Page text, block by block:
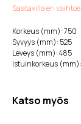
Saatavilla eri
Korkeus (mm): 750
Syvyys (mm): 525
Leveys (mm): 485
Istuinkorkeus
Katso myös